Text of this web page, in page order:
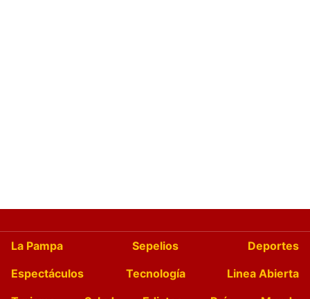
La Pampa Sepelios
Deportes
Espectáculos
Tecnología
Linea Abierta